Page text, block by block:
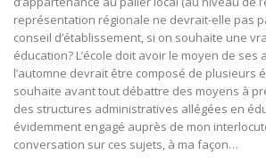
représentation régionale ne devrait-elle pas
conseil d’établissement, si on souhaite une
éducation? L’école doit avoir le moyen de ses
l’automne devrait être composé de plusieurs
souhaite avant tout débattre des moyens à
des structures administratives allégées en
évidemment engagé auprès de mon
conversation sur ces sujets, à ma façon…